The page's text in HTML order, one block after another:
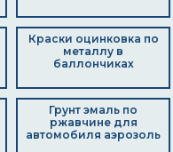
Краски оцинковка по
металлу в
баллончиках
Грунт эмаль по
ржавчине для
автомобиля аэрозоль